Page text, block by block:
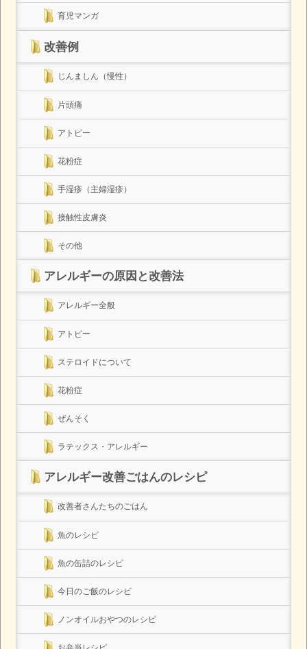
育児マンガ
改善例
じんましん（慢性）
片頭痛
アトピー
花粉症
手湿疹（主婦湿疹）
接触性皮膚炎
その他
アレルギーの原因と改善法
アレルギー全般
アトピー
ステロイドについて
花粉症
ぜんそく
ラテックス・アレルギー
アレルギー改善ごはんのレシピ
改善者さんたちのごはん
魚のレシピ
魚の缶詰のレシピ
今日のご飯のレシピ
ノンオイルおやつのレシピ